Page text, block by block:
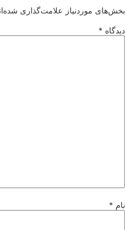
بخش‌های موردنیاز علامت‌گذاری
دیدگاه *
نام *